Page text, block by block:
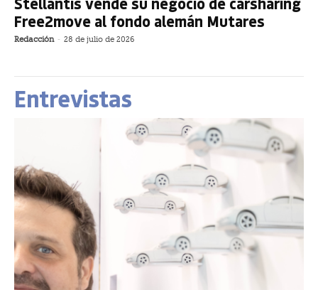
Free2move al fondo alemán Mutares
Redacción - 28 de julio de 2026
Entrevistas